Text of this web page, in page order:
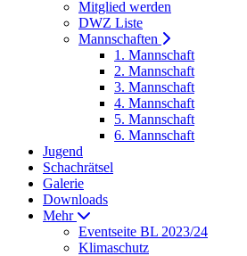
Mitglied werden
DWZ Liste
Mannschaften
1. Mannschaft
2. Mannschaft
3. Mannschaft
4. Mannschaft
5. Mannschaft
6. Mannschaft
Jugend
Schachrätsel
Galerie
Downloads
Mehr
Eventseite BL 2023/24
Klimaschutz